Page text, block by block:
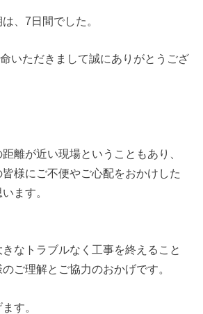
、7日間でした。
いただきまして誠にありがとうござ
離が近い現場ということもあり、
様にご不便やご心配をおかけした
ます。
なトラブルなく工事を終えること
ご理解とご協力のおかげです。
す。